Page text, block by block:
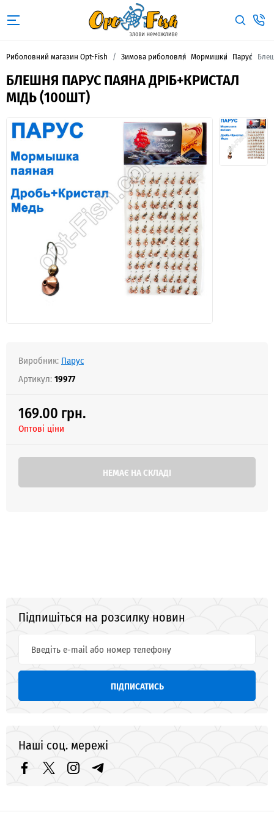
Риболовний магазин Opt-Fish Зимова риболовля Мормишки Парус
БЛЕШНЯ ПАРУС ПАЯНА ДРІБ+КРИСТАЛ
МІДЬ (100ШТ)
Виробник: Парус
Артикул:19977
169.00 грн.
Оптові ціни
НЕМАЄ НА СКЛАДІ
Підпишіться на розсилку новин
ПІДПИСАТИСЬ
Наші соц. мережі